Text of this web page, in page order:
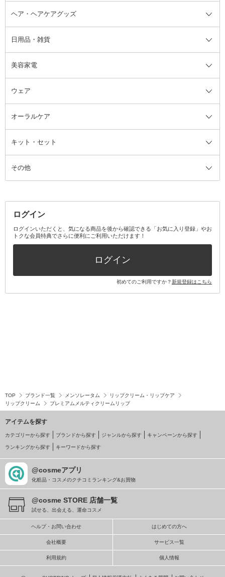
コットン・綿棒
洗顔グッズ
ブラシ・チップ
ツィザー・毛抜き
カミソリ
ファンデーション・パウダーケー
ス
ミラー・鏡
ボディケアグッズ全て
マッサージ・ボディケアグッズ
かかと・角質ケアグッズ
絆創膏
ヘア・ヘアケアグッズ
ヘア・ヘアケアグッズ全て
ヘアゴム
ヘアバンド
ヘッドマッサージブラシ
日用品・雑貨
日用品・雑貨全て
柔軟剤
ルームフレグランス・ディフュー
ザー
アロマキャンドル
消臭剤・芳香剤
美容家電
美容家電全て
ボディケア美容家電
その他美容家電
ウェア
ウェア全て
レッグウェア
オーラルケア
オーラルケア全て
歯ブラシ
その他オーラルケア
キット・セット
キット・セット全て
ボディケアキット
その他キット・セット
その他
ログイン
ログインいただくと、気になる商品を後から確認できる「お気に入り登録」やお
トクな会員特典でさらに便利にご利用いただけます！
ログイン
初めてのご利用ですか？新規登録はこちら
TOP ブランド一覧 メンソレータム
リップクリーム・リップケア
リップクリーム
プレミアムメルティクリームリップ
アイテムを探す
カテゴリーから探す ブランドから探す ジャンルから探す キャンペーンから探す
ランキングから探す キーワードから探す
@cosmeアプリ
化粧品・コスメのクチコミランキング&お買物
@cosme STORE 店舗一覧
試せる、出会える、運命コスメ
ヘルプ・お問い合わせ はじめての方へ
会社概要 サービス一覧
利用規約 個人情報